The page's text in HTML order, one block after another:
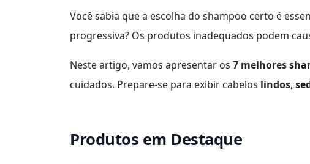
Você sabia que a escolha do shampoo certo é
progressiva? Os produtos inadequados podem
Neste artigo, vamos apresentar os 7 melhores
cuidados. Prepare-se para exibir cabelos lindos,
Produtos em Destaque